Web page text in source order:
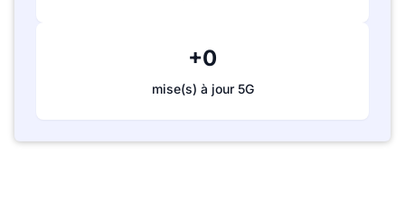
+0
mise(s) à jour 5G